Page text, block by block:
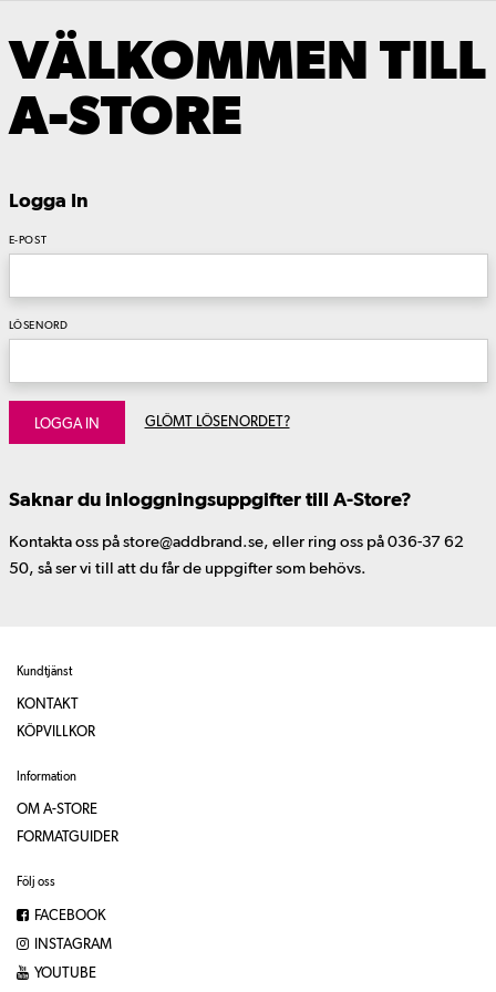
VÄLKOMMEN TILL
A-STORE
Logga In
E-POST
LÖSENORD
LOGGA IN GLÖMT LÖSENORDET?
Saknar du inloggningsuppgifter till A-Store?
Kontakta oss på store@addbrand.se, eller ring oss på 036-37 62
50, så ser vi till att du får de uppgifter som behövs.
Kundtjänst
KONTAKT
KÖPVILLKOR
Information
OM A-STORE
FORMATGUIDER
Följ oss
FACEBOOK
INSTAGRAM
YOUTUBE